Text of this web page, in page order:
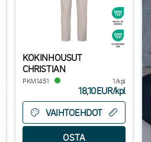
KOKINHOUSUT
CHRISTIAN
PKM1451 1/kpl
18,10EUR/kpl
VAIHTOEHDOT